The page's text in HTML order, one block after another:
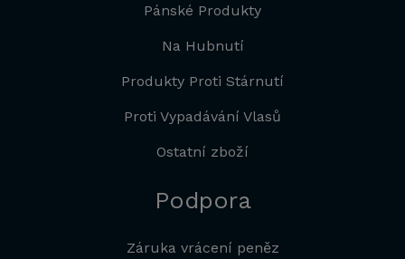
Pánské Produkty
Na Hubnutí
Produkty Proti Stárnutí
Proti Vypadávání Vlasů
Ostatní zboží
Podpora
Záruka vrácení peněz